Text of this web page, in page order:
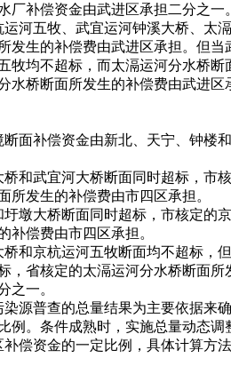
厂补偿资金由武进区承担二分之一
河五牧、武宜运河钟溪大桥、太
发生的补偿费由武进区承担。但当
牧均不超标，而太滆运河分水桥断
水桥断面所发生的补偿费由武进区
面补偿资金由新北、天宁、钟楼
和武宜河大桥断面同时超标，市
所发生的补偿费由市四区承担。
墩大桥断面同时超标，市核定的
补偿费由市四区承担。
和京杭运河五牧断面均不超标，
，省核定的太滆运河分水桥断面所
之一。
源普查的总量结果为主要依据来
例。条件成熟时，实施总量动态调
偿资金的一定比例，具体计算方